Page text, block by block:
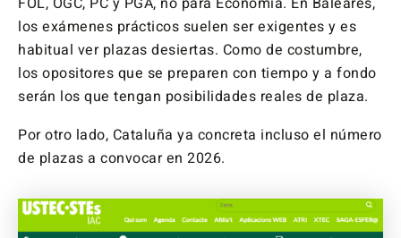
los exámenes prácticos suelen ser exigentes y es
habitual ver plazas desiertas. Como de costumbre,
los opositores que se preparen con tiempo y a fondo
serán los que tengan posibilidades reales de plaza.
Por otro lado, Cataluña ya concreta incluso el número
de plazas a convocar en 2026.